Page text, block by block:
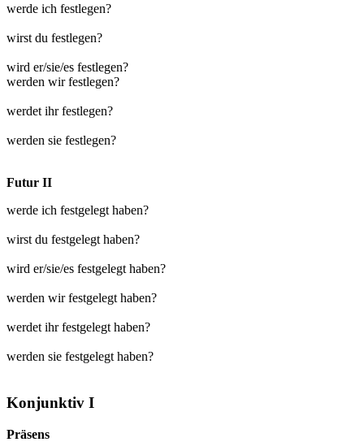
werde ich festlegen?
wirst du festlegen?
wird er/sie/es festlegen?
werden wir festlegen?
werdet ihr festlegen?
werden sie festlegen?
Futur II
werde ich festgelegt haben?
wirst du festgelegt haben?
wird er/sie/es festgelegt haben?
werden wir festgelegt haben?
werdet ihr festgelegt haben?
werden sie festgelegt haben?
Konjunktiv I
Präsens